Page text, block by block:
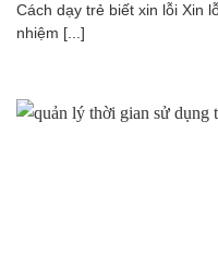
Cách dạy trẻ biết xin lỗi Xin
nhiệm [...]